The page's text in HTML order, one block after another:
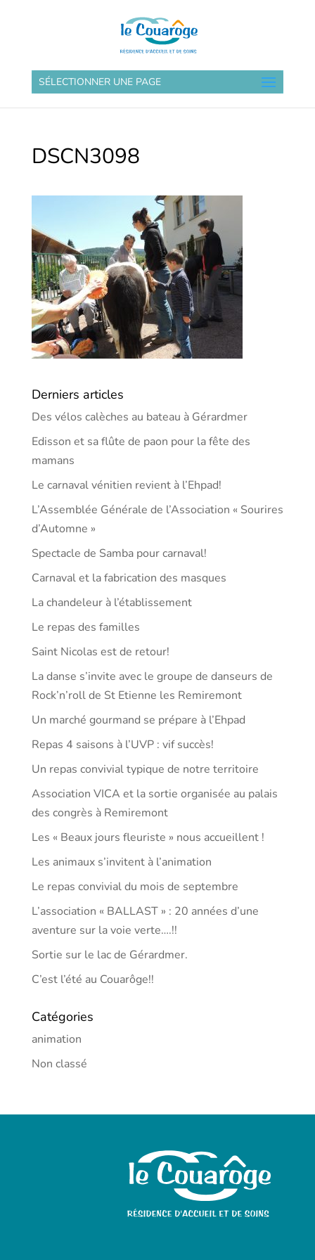
SÉLECTIONNER UNE PAGE
DSCN3098
Derniers articles
Des vélos calèches au bateau à Gérardmer
Edisson et sa flûte de paon pour la fête des
mamans
Le carnaval vénitien revient à l’Ehpad!
L’Assemblée Générale de l’Association « Sourires
d’Automne »
Spectacle de Samba pour carnaval!
Carnaval et la fabrication des masques
La chandeleur à l’établissement
Le repas des familles
Saint Nicolas est de retour!
La danse s’invite avec le groupe de danseurs de
Rock’n’roll de St Etienne les Remiremont
Un marché gourmand se prépare à l’Ehpad
Repas 4 saisons à l’UVP : vif succès!
Un repas convivial typique de notre territoire
Association VICA et la sortie organisée au palais
des congrès à Remiremont
Les « Beaux jours fleuriste » nous accueillent !
Les animaux s’invitent à l’animation
Le repas convivial du mois de septembre
L’association « BALLAST » : 20 années d’une
aventure sur la voie verte….!!
Sortie sur le lac de Gérardmer.
C’est l’été au Couarôge!!
Catégories
animation
Non classé